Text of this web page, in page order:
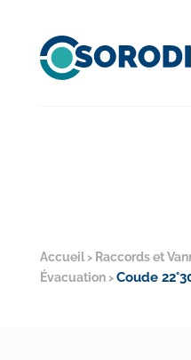
Accueil> Raccords et
Évacuation> Coude